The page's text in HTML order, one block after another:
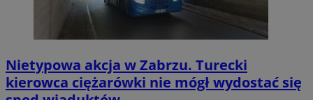
Nietypowa akcja w Zabrzu. Turecki
kierowca ciężarówki nie mógł wydostać się